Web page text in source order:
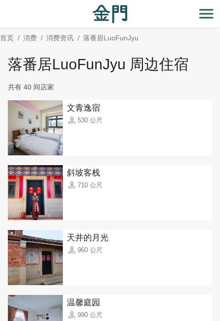
主
要
开
首页 消费 消费资讯 落番居LuoFunJyu
落番居LuoFunJyu 周边住宿
共有 40 间店家
文青逸宿
530 公尺
斜坡客栈
710 公尺
天井的月光
960 公尺
温馨庭园
990 公尺